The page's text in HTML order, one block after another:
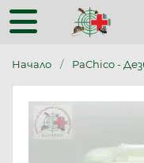
Начало PaChico -